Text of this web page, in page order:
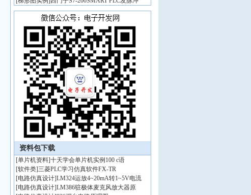
资料包下载
[单片机资料]十天学会单片机实例100 c语
[软件类]三菱PLC学习仿真软件FX-TR
[电路仿真设计]LM324运放4~20mA转1~5V电流
[电路仿真设计]LM386驻极体麦克风放大器原